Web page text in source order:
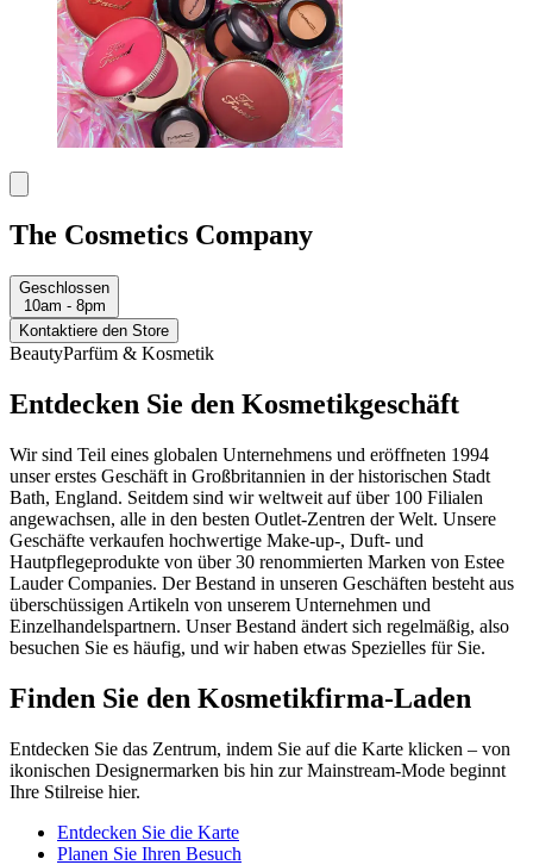
The Cosmetics Company
Geschlossen
10am - 8pm
Kontaktiere den Store
BeautyParfüm & Kosmetik
Entdecken Sie den Kosmetikgeschäft
Wir sind Teil eines globalen Unternehmens und eröffneten 1994
unser erstes Geschäft in Großbritannien in der historischen Stadt
Bath, England. Seitdem sind wir weltweit auf über 100 Filialen
angewachsen, alle in den besten Outlet-Zentren der Welt. Unsere
Geschäfte verkaufen hochwertige Make-up-, Duft- und
Hautpflegeprodukte von über 30 renommierten Marken von Estee
Lauder Companies. Der Bestand in unseren Geschäften besteht aus
überschüssigen Artikeln von unserem Unternehmen und
Einzelhandelspartnern. Unser Bestand ändert sich regelmäßig, also
besuchen Sie es häufig, und wir haben etwas Spezielles für Sie.
Finden Sie den Kosmetikfirma-Laden
Entdecken Sie das Zentrum, indem Sie auf die Karte klicken – von
ikonischen Designermarken bis hin zur Mainstream-Mode beginnt
Ihre Stilreise hier.
Entdecken Sie die Karte
Planen Sie Ihren Besuch